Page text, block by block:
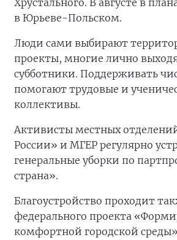
Хрустального. В августе в
в Юрьеве-Польском.
Люди сами выбирают
проекты, многие лично
субботники. Поддерживать
помогают трудовые и
коллективы.
Активисты местных
России» и МГЕР регулярно
генеральные уборки по
страна».
Благоустройство проходит
федерального проекта
комфортной городской